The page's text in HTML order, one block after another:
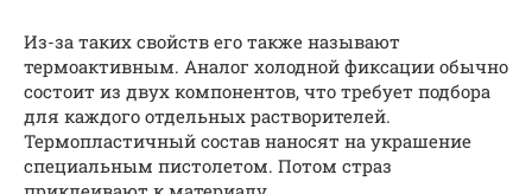
Из-за таких свойств его также называют
термоактивным. Аналог холодной фиксации обычно
состоит из двух компонентов, что требует подбора
для каждого отдельных растворителей.
Термопластичный состав наносят на украшение
специальным пистолетом. Потом страз